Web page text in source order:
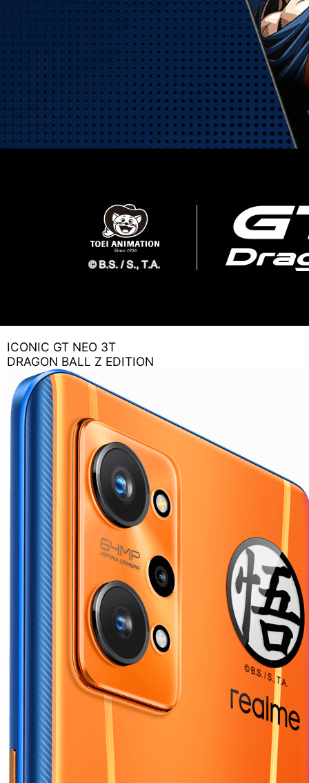
ICONIC GT NEO 3T
DRAGON BALL Z EDITION